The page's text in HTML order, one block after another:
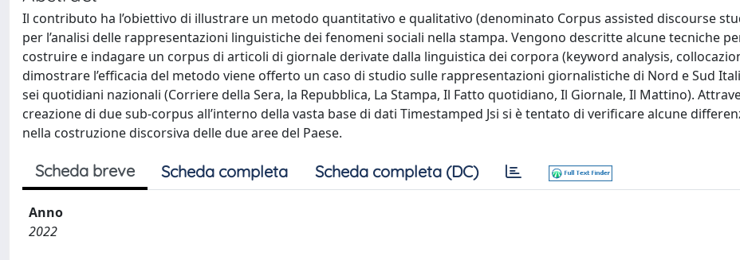
Il contributo ha l’obiettivo di illustrare un metodo quantitativo e qualitativo (denominato Corpus assisted discourse
per l’analisi delle rappresentazioni linguistiche dei fenomeni sociali nella stampa. Vengono descritte alcune tecniche
costruire e indagare un corpus di articoli di giornale derivate dalla linguistica dei corpora (keyword analysis,
dimostrare l’efficacia del metodo viene offerto un caso di studio sulle rappresentazioni giornalistiche di Nord e Sud
sei quotidiani nazionali (Corriere della Sera, la Repubblica, La Stampa, Il Fatto quotidiano, Il Giornale, Il Mattino).
creazione di due sub-corpus all’interno della vasta base di dati Timestamped Jsi si è tentato di verificare alcune
nella costruzione discorsiva delle due aree del Paese.
Scheda breve Scheda completa Scheda completa (DC)
Anno
2022